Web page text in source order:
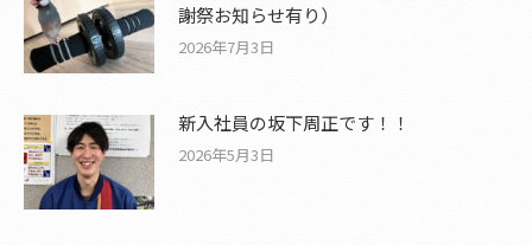
謝祭お知らせ有り）
2026年7月3日
新入社員の坂下周正です！！
2026年5月3日